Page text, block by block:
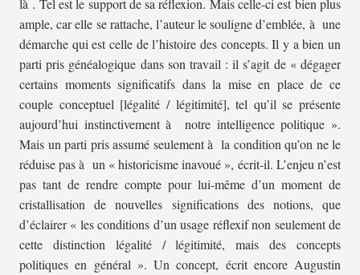
là . Tel est le support de sa réflexion. Mais celle-ci est bien plus
ample, car elle se rattache, l’auteur le souligne d’emblée, à une
démarche qui est celle de l’histoire des concepts. Il y a bien un
parti pris généalogique dans son travail : il s’agit de « dégager
certains moments significatifs dans la mise en place de ce
couple conceptuel [légalité / légitimité], tel qu’il se présente
aujourd’hui instinctivement à notre intelligence politique ».
Mais un parti pris assumé seulement à la condition qu’on ne le
réduise pas à un « historicisme inavoué », écrit-il. L’enjeu n’est
pas tant de rendre compte pour lui-même d’un moment de
cristallisation de nouvelles significations des notions, que
d’éclairer « les conditions d’un usage réflexif non seulement de
cette distinction légalité / légitimité, mais des concepts
politiques en général ». Un concept, écrit encore Augustin